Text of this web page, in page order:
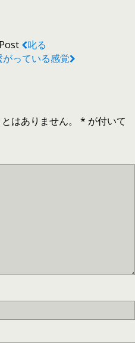
叱る
がっている感覚
はありません。 * が付いて